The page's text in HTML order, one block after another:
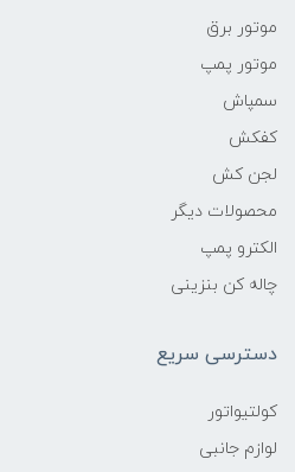
موتور برق
موتور پمپ
سمپاش
کفکش
لجن کش
محصولات دیگر
الکترو پمپ
چاله کن بنزینی
دسترسی سریع
کولتیواتور
لوازم جانبی